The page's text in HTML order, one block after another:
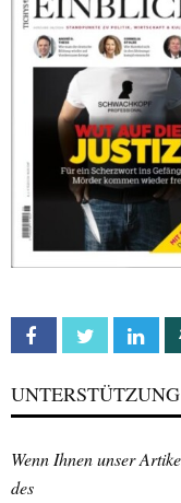
Facebook Twitter
UNTERSTÜTZUNG
Wenn Ihnen unser
des